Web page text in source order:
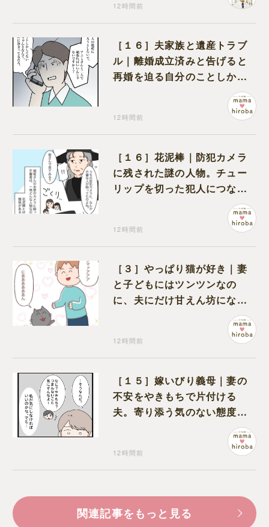
12時間前
［１６］夫家族と遺産トラブ
ル｜離婚成立済みと告げると
再婚を迫る自分のことしか考
12時間前
［１６］花泥棒｜防犯カメラ
に残された謎の人物。チュー
リップを切った犯人につなが
る証拠になるのか期待する
12時間前
［３］やっぱり猫が好き｜妻
と子どもにはツンツンなの
に、夫にだけ甘えん坊になる
12時間前
［１５］嫁いびり義母｜妻の
不安をやきもちで片付ける
夫。寄り添う気のない態度に
12時間前
関連記事をもっと見る